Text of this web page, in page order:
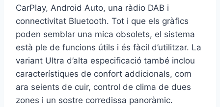
CarPlay, Android Auto, una ràdio DAB i
connectivitat Bluetooth. Tot i que els gràfics
poden semblar una mica obsolets, el sistema
està ple de funcions útils i és fàcil d’utilitzar. La
variant Ultra d’alta especificació també inclou
característiques de confort addicionals, com
ara seients de cuir, control de clima de dues
zones i un sostre corredissa panoràmic.